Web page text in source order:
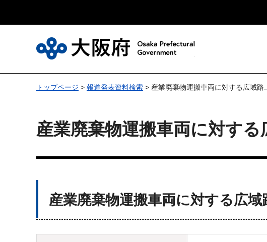
トップページ > 報道発表資料検索 > 産業廃棄物運搬車両に対する広域路
産業廃棄物運搬車両に対す
産業廃棄物運搬車両に対する広